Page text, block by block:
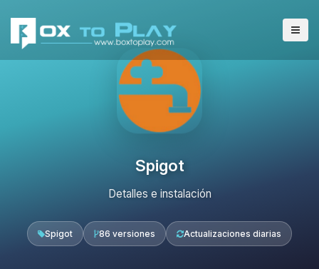
Spigot
Detalles e instalación
Spigot 86 versiones Actualizaciones diarias